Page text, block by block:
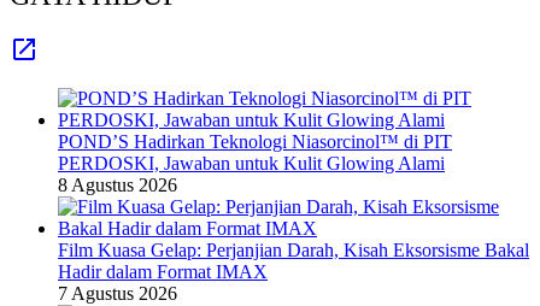
POND’S Hadirkan Teknologi Niasorcinol™ di PIT
PERDOSKI, Jawaban untuk Kulit Glowing Alami
8 Agustus 2026
Film Kuasa Gelap: Perjanjian Darah, Kisah Eksorsisme Bakal
Hadir dalam Format IMAX
7 Agustus 2026